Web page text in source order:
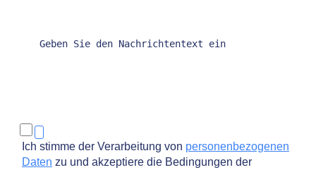
Ich stimme der Verarbeitung von personenbezogenen
Daten zu und akzeptiere die Bedingungen der